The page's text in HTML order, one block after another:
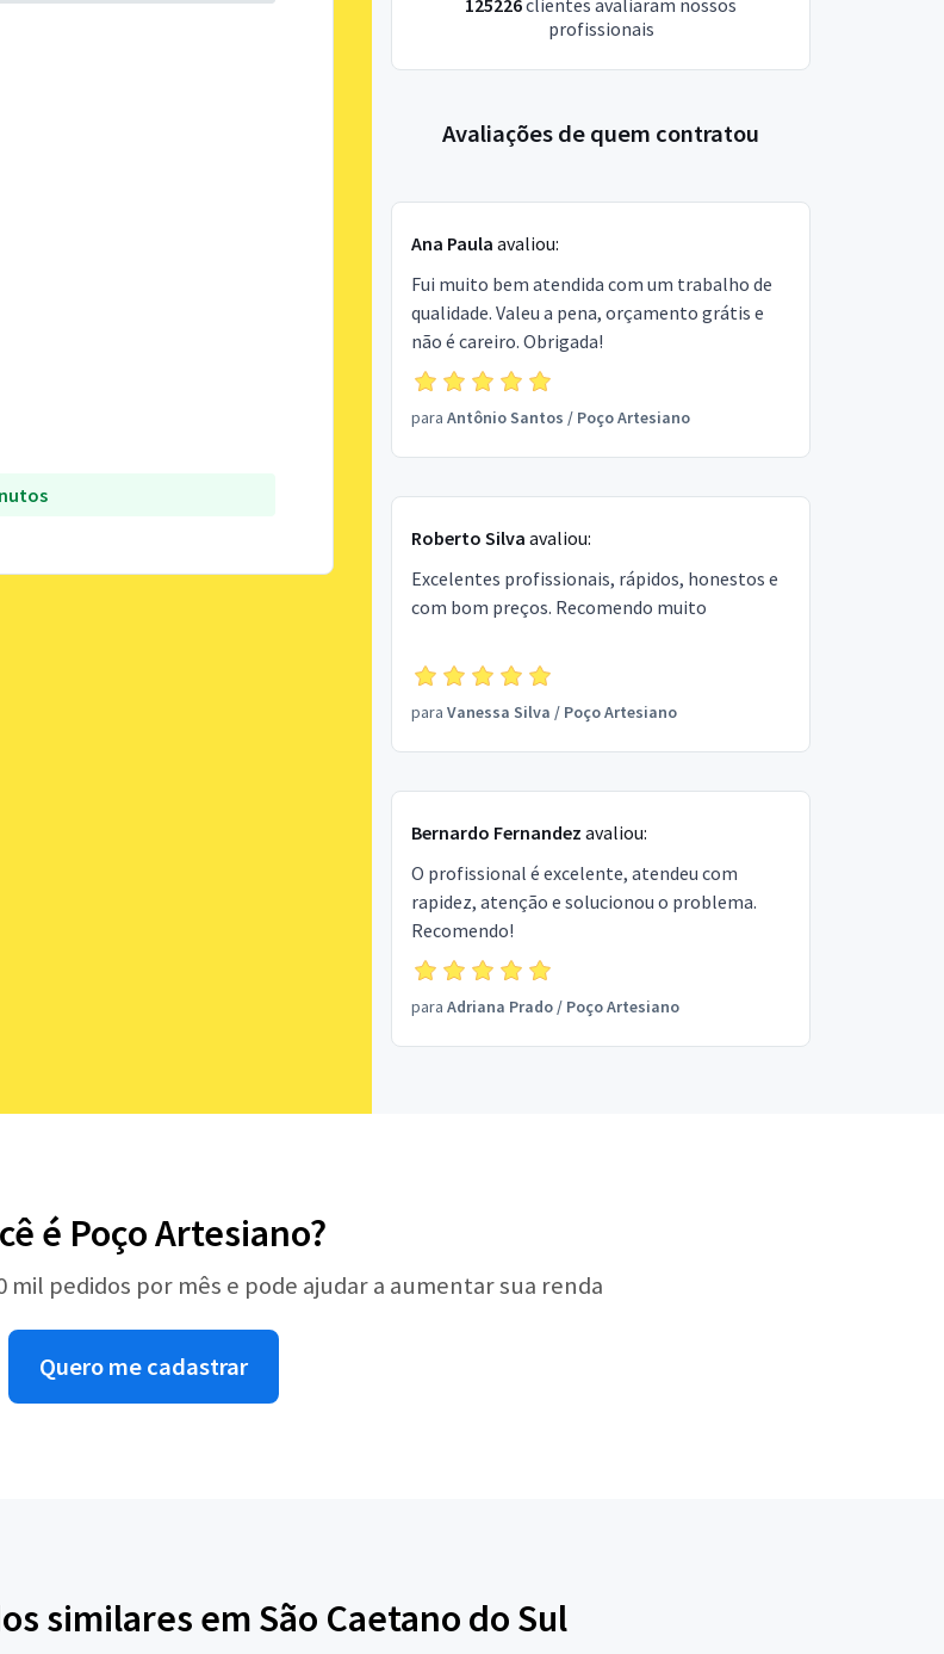
125226clientes avaliaram nossos
profissionais
Avaliações de quem contratou
Ana Paula avaliou:
Fui muito bem atendida com um trabalho de
qualidade. Valeu a pena, orçamento grátis e
não é careiro. Obrigada!
para Antônio Santos / Poço Artesiano
Roberto Silva avaliou:
Excelentes profissionais, rápidos, honestos e
com bom preços. Recomendo muito
para Vanessa Silva / Poço Artesiano
Bernardo Fernandez avaliou:
O profissional é excelente, atendeu com
rapidez, atenção e solucionou o problema.
Recomendo!
para Adriana Prado/ Poço Artesiano
é Poço Artesiano?
mil pedidos por mês e pode ajudar a aumentar sua renda
Quero me cadastrar
similares em São Caetano do Sul